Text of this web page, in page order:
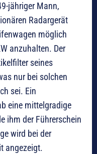
jähriger Mann,
Radargerät
möglich
anzuhalten. Der
seines
nur bei solchen
sei. Ein
eine mittelgradige
ihm der Führerschein
wird bei der
angezeigt.